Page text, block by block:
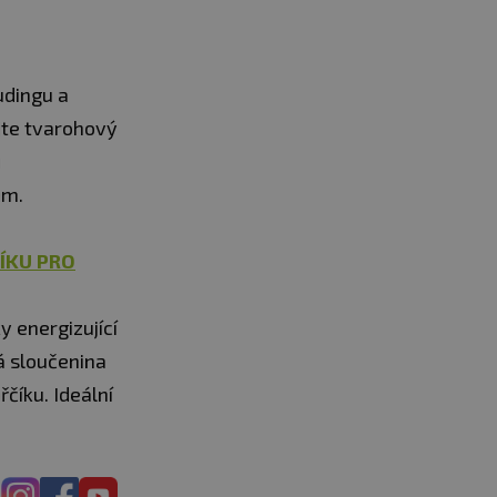
a
tvarohový
PRO
energizující
sloučenina
Ideální